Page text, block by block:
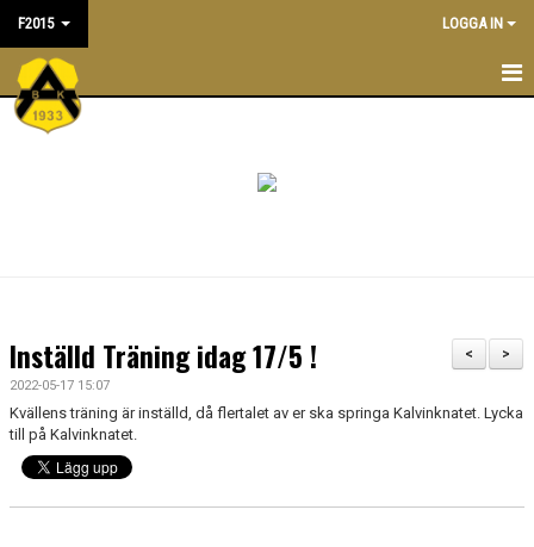
F2015 LOGGA IN
F2015
LEDARE/TRÄNARE
MATCHER
BILDGALLERI
>
<
Inställd Träning idag 17/5 !
2022-05-17 15:07
Kvällens träning är inställd, då flertalet av er ska springa Kalvinknatet. Lycka
till på Kalvinknatet.